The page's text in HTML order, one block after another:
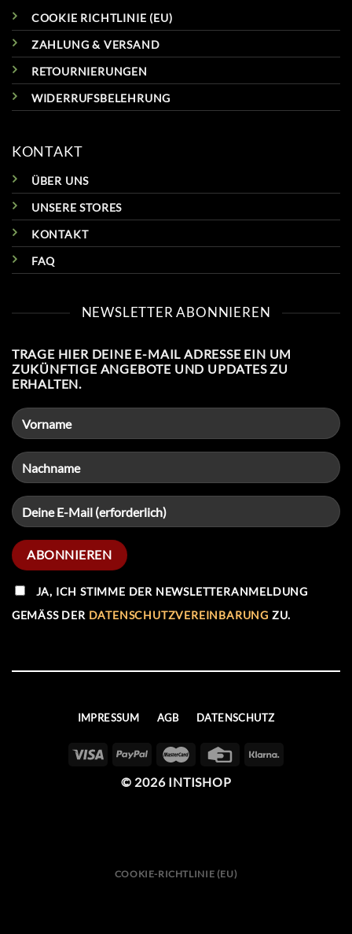
COOKIE RICHTLINIE (EU)
ZAHLUNG & VERSAND
RETOURNIERUNGEN
WIDERRUFSBELEHRUNG
KONTAKT
ÜBER UNS
UNSERE STORES
KONTAKT
FAQ
NEWSLETTER ABONNIEREN
TRAGE HIER DEINE E-MAIL ADRESSE EIN UM
ZUKÜNFTIGE ANGEBOTE UND UPDATES ZU
ERHALTEN.
JA, ICH STIMME DER NEWSLETTERANMELDUNG
GEMÄSS DER DATENSCHUTZVEREINBARUNG ZU.
IMPRESSUM AGB DATENSCHUTZ
© 2026 INTISHOP
COOKIE-RICHTLINIE (EU)